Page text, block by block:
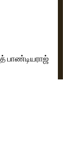
பாண்டியராஜ்